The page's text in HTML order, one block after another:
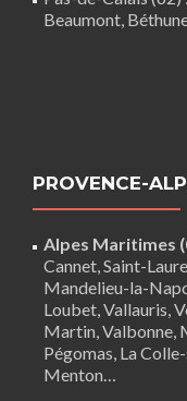
Beaumont,
PROVENCE-
Alpes Maritimes
Cannet,Saint-
Mandelieu-la-
Loubet,Vallauris,
Martin,Valbonne,
Pégomas, La
Menton…